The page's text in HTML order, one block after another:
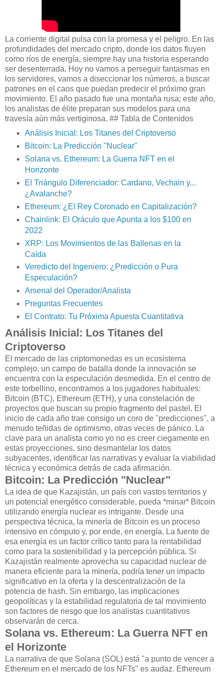
La corriente digital pulsa con la promesa y el peligro. En las
profundidades del mercado cripto, donde los datos fluyen
como ríos de energía, siempre hay una historia esperando
ser desenterrada. Hoy no vamos a perseguir fantasmas en
los servidores, vamos a diseccionar los números, a buscar
patrones en el caos que puedan predecir el próximo gran
movimiento. El año pasado fue una montaña rusa; este año,
los analistas de élite preparan sus modelos para una
travesía aún más vertiginosa. ## Tabla de Contenidos
Análisis Inicial: Los Titanes del Criptoverso
Bitcoin: La Predicción "Nuclear"
Solana vs. Ethereum: La Guerra NFT en el
Horizonte
El Triángulo Diferenciador: Cardano, Vechain y...
¿Avalanche?
Ethereum: ¿El Rey Coronado en Capitalización?
Chainlink: El Oráculo que Apunta a los $100 en
2022
XRP: Los Movimientos de las Ballenas en la
Caída
Veredicto del Ingeniero: ¿Predicción o Pura
Especulación?
Arsenal del Operador/Analista
Preguntas Frecuentes
El Contrato: Tu Próxima Apuesta Cuantitativa
Análisis Inicial: Los Titanes del
Criptoverso
El mercado de las criptomonedas es un ecosistema
complejo, un campo de batalla donde la innovación se
encuentra con la especulación desmedida. En el centro de
este torbellino, encontramos a los jugadores habituales:
Bitcoin (BTC), Ethereum (ETH), y una constelación de
proyectos que buscan su propio fragmento del pastel. El
inicio de cada año trae consigo un coro de "predicciones", a
menudo teñidas de optimismo, otras veces de pánico. La
clave para un analista como yo no es creer ciegamente en
estas proyecciones, sino desmantelar los datos
subyacentes, identificar las narrativas y evaluar la viabilidad
técnica y económica detrás de cada afirmación.
Bitcoin: La Predicción "Nuclear"
La idea de que Kazajistán, un país con vastos territorios y
un potencial energético considerable, pueda *minar* Bitcoin
utilizando energía nuclear es intrigante. Desde una
perspectiva técnica, la minería de Bitcoin es un proceso
intensivo en cómputo y, por ende, en energía. La fuente de
esa energía es un factor crítico tanto para la rentabilidad
como para la sostenibilidad y la percepción pública. Si
Kazajistán realmente aprovecha su capacidad nuclear de
manera eficiente para la minería, podría tener un impacto
significativo en la oferta y la descentralización de la
potencia de hash. Sin embargo, las implicaciones
geopolíticas y la estabilidad regulatoria de tal movimiento
son factores de riesgo que los analistas cuantitativos
observarán de cerca.
Solana vs. Ethereum: La Guerra NFT en
el Horizonte
La narrativa de que Solana (SOL) está "a punto de vencer a
Ethereum en el mercado de los NFTs" es audaz. Ethereum